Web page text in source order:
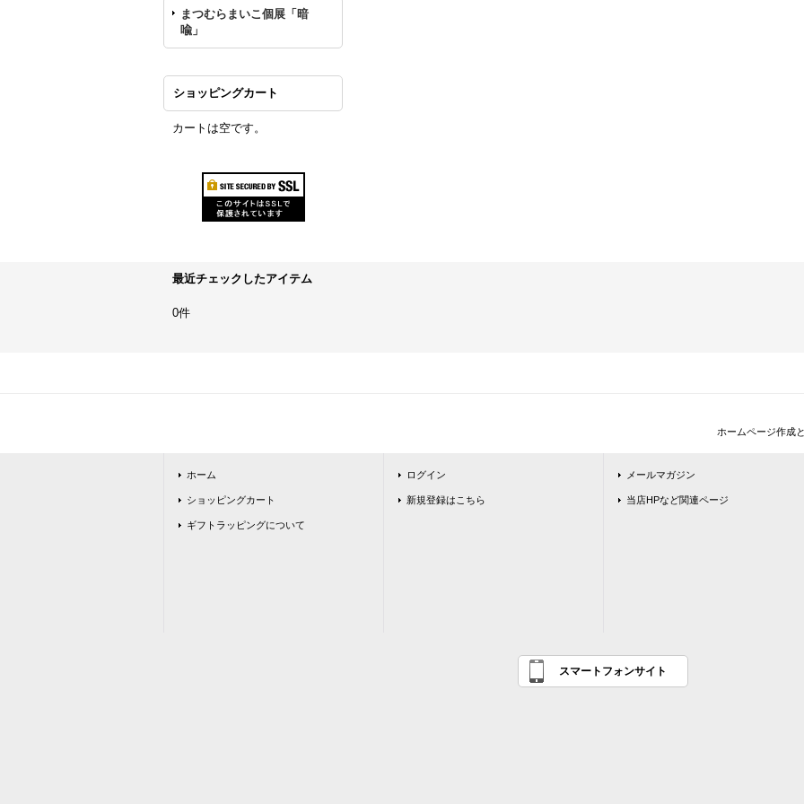
まつむらまいこ個展「暗
喩」
ショッピングカート
カートは空です。
最近チェックしたアイテム
0件
ホームページ作成
ホーム
ショッピングカート
ギフトラッピングについて
ログイン
新規登録はこちら
メールマガジン
当店HPなど関連ページ
スマートフォンサイト